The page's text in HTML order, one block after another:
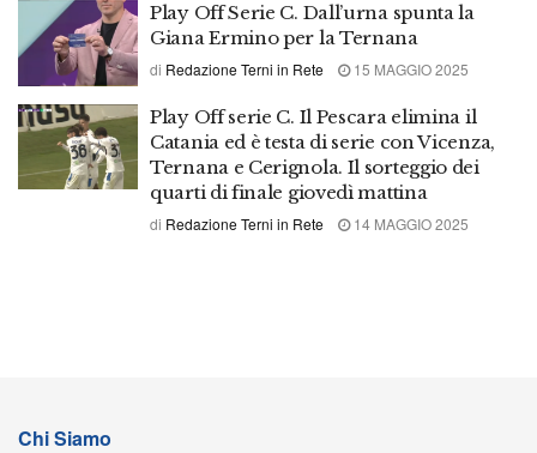
Play Off Serie C. Dall’urna spunta la
Giana Ermino per la Ternana
di Redazione Terni in Rete 15 MAGGIO 2025
Play Off serie C. Il Pescara elimina il
Catania ed è testa di serie con Vicenza,
Ternana e Cerignola. Il sorteggio dei
quarti di finale giovedì mattina
di Redazione Terni in Rete 14 MAGGIO 2025
Chi Siamo